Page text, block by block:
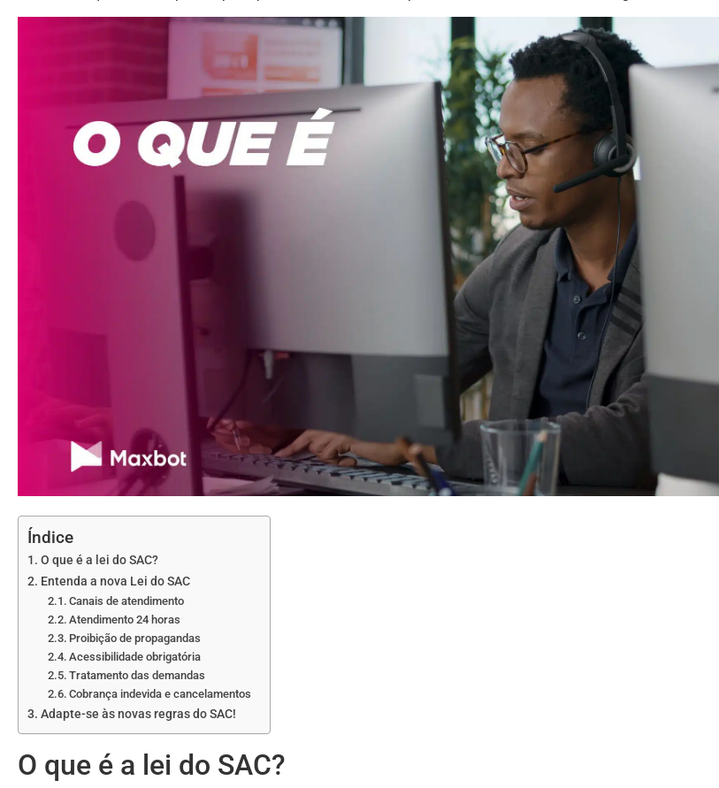
Índice
O que é a lei do SAC?
Entenda a nova Lei do SAC
Canais de atendimento
Atendimento 24 horas
Proibição de propagandas
Acessibilidade obrigatória
Tratamento das demandas
Cobrança indevida e cancelamentos
Adapte-se às novas regras do SAC!
O que é a lei do SAC?